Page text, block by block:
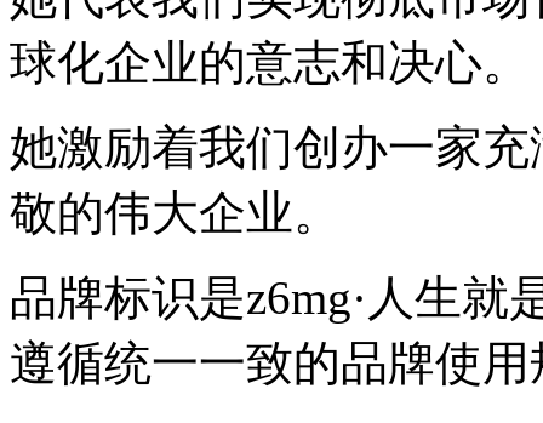
球化企业的意志和决心。
她激励着我们创办一家
敬的伟大企业。
品牌标识是z6mg·人生
遵循统一一致的品牌使用